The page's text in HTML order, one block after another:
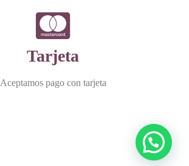
Tarjeta
Aceptamos pago con tarjeta